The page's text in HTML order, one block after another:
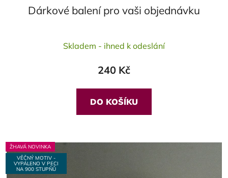
Dárkové balení pro vaši objednávku
Skladem - ihned k odeslání
240 Kč
DO KOŠÍKU
ŽHAVÁ NOVINKA
VĚČNÝ MOTIV -
VYPÁLENO V PECI
NA 900 STUPŇŮ